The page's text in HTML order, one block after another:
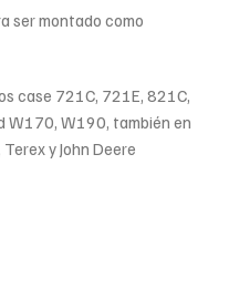
ser montado como
case 721C, 721E, 821C,
W170, W190, también en
y John Deere